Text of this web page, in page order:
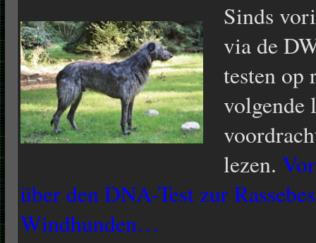
Sinds
via de
testen op
volgende
lezen.
über den DNA-Test zur
Windhunden…